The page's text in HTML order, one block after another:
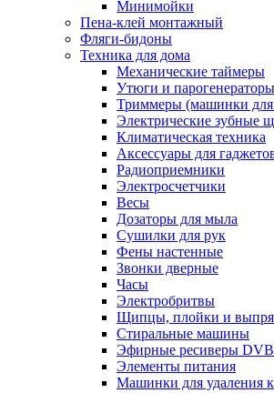
Минимойки
Пена-клей монтажный
Фляги-бидоны
Техника для дома
Механические таймеры
Утюги и парогенераторы
Триммеры (машинки для
Электрические зубные
Климатическая техника
Аксессуары для
Радиоприемники
Электросчетчики
Весы
Дозаторы для мыла
Сушилки для рук
Фены настенные
Звонки дверные
Часы
Электробритвы
Щипцы, плойки и
Стиральные машины
Эфирные ресиверы
Элементы питания
Машинки для удаления